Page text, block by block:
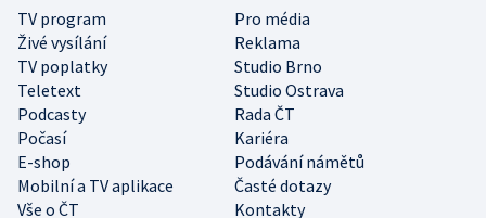
TV program
Pro média
Živé vysílání
Reklama
TV poplatky
Studio Brno
Teletext
Studio Ostrava
Podcasty
Rada ČT
Počasí
Kariéra
E-shop
Podávání námětů
Mobilní a TV aplikace
Časté dotazy
Vše o ČT
Kontakty